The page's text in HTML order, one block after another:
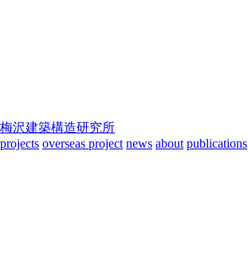
梅沢建築構造研究所
projects overseas project news about publications